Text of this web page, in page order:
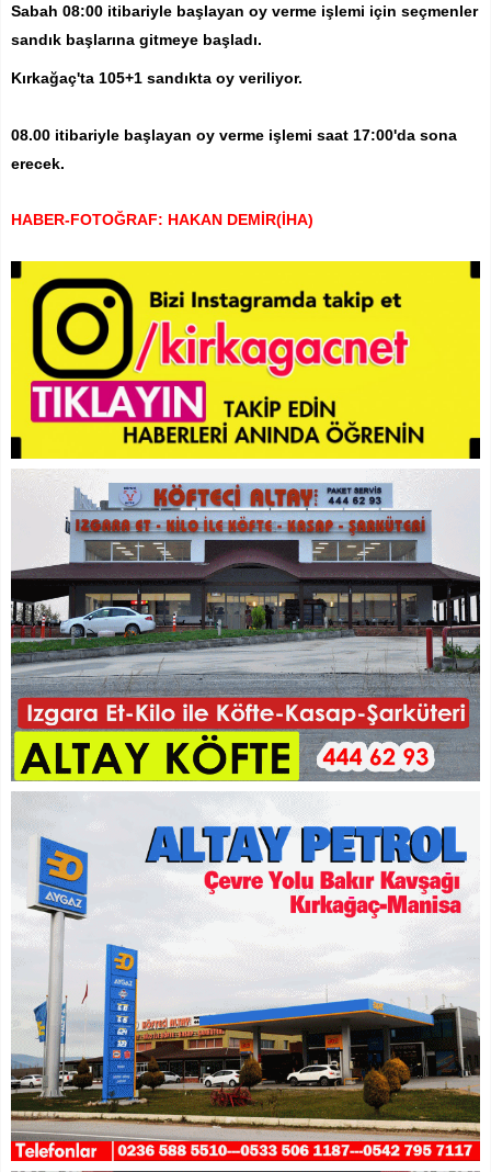
Sabah 08:00 itibariyle başlayan oy verme işlemi için seçmenler
sandık başlarına gitmeye başladı.
Kırkağaç'ta 105+1 sandıkta oy veriliyor.
08.00 itibariyle başlayan oy verme işlemi saat 17:00'da sona
erecek.
HABER-FOTOĞRAF: HAKAN DEMİR(İHA)